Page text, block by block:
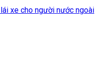
xe cho người nước ngoài